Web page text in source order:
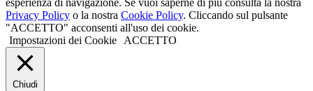
esperienza di navigazione. Se vuoi saperne di più consulta la nostra
Privacy Policy o la nostra Cookie Policy. Cliccando sul pulsante
"ACCETTO" acconsenti all'uso dei cookie.
Impostazioni dei Cookie
ACCETTO
Chiudi